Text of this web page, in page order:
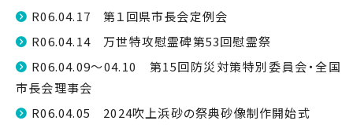
R06.04.17 第１回県市長会定例会
R06.04.14 万世特攻慰霊碑第53回慰霊祭
R06.04.09～04.10 第15回防災対策特別委員会・全国
市長会理事会
R06.04.05 2024吹上浜砂の祭典砂像制作開始式